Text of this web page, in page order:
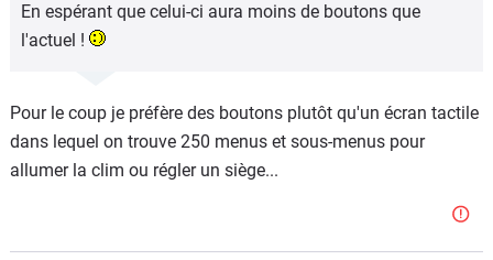
En espérant que celui-ci aura moins de boutons que
l'actuel !
Pour le coup je préfère des boutons plutôt qu'un écran tactile
dans lequel on trouve 250 menus et sous-menus pour
allumer la clim ou régler un siège...